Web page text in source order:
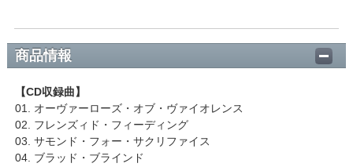
商品情報
【CD収録曲】
01. オーヴァーローズ・オブ・ヴァイオレンス
02. フレンズィド・フィーディング
03. サモンド・フォー・サクリファイス
04. ブラッド・ブラインド